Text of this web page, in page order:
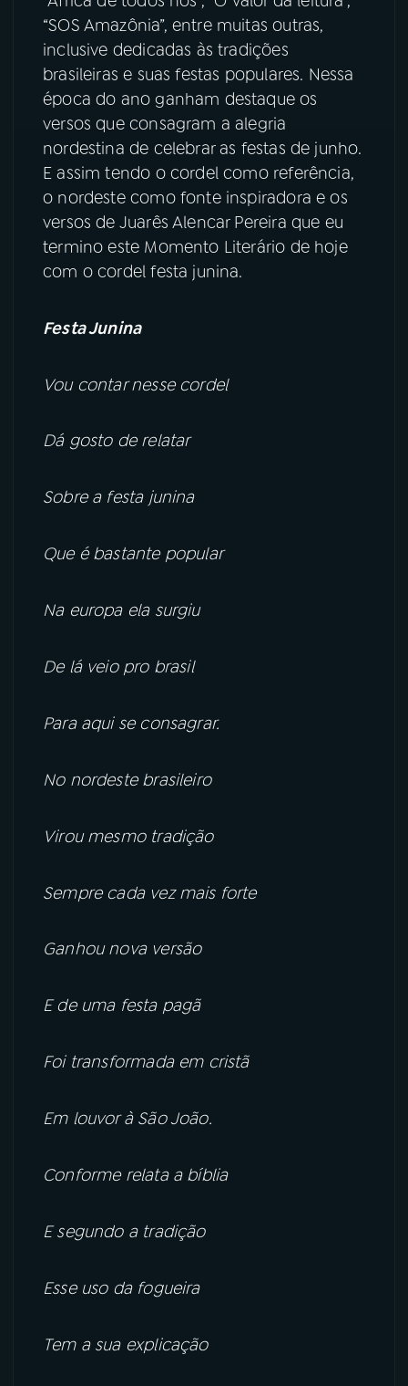
“SOS Amazônia”, entre muitas outras,
inclusive dedicadas às tradições
brasileiras e suas festas populares. Nessa
época do ano ganham destaque os
versos que consagram a alegria
nordestina de celebrar as festas de junho.
E assim tendo o cordel como referência,
o nordeste como fonte inspiradora e os
versos de Juarês Alencar Pereira que eu
termino este Momento Literário de hoje
com o cordel festa junina.
Festa Junina
Vou contar nesse cordel
Dá gosto de relatar
Sobre a festa junina
Que é bastante popular
Na europa ela surgiu
De lá veio pro brasil
Para aqui se consagrar.
No nordeste brasileiro
Virou mesmo tradição
Sempre cada vez mais forte
Ganhou nova versão
E de uma festa pagã
Foi transformada em cristã
Em louvor à São João.
Conforme relata a bíblia
E segundo a tradição
Esse uso da fogueira
Tem a sua explicação